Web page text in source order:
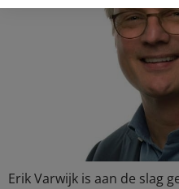
Erik Varwijk is aan de slag